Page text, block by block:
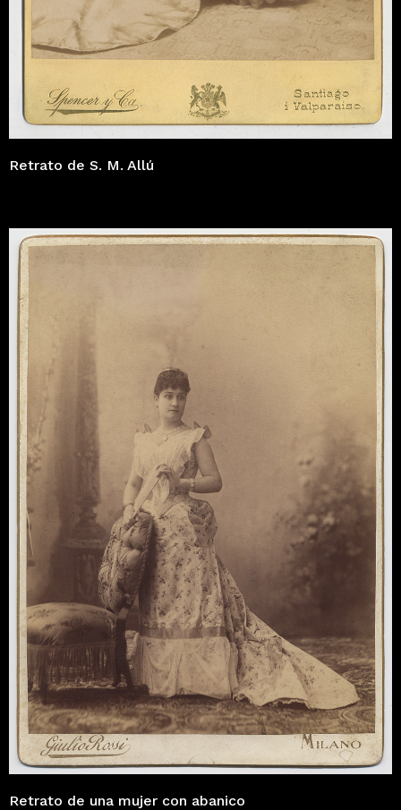
Retrato de S. M. Allú
Retrato de una mujer con abanico